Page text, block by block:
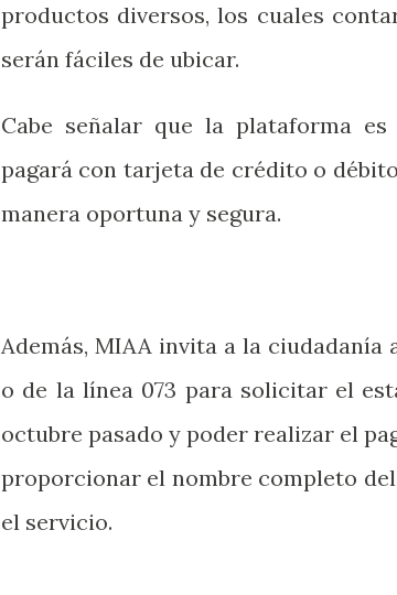
productos diversos, los cuales
serán fáciles de ubicar.
Cabe señalar que la plataforma
pagará con tarjeta de crédito o
manera oportuna y segura.
Además, MIAA invita a la ciudadanía
o de la línea 073 para solicitar el
octubre pasado y poder realizar el
proporcionar el nombre completo
el servicio.